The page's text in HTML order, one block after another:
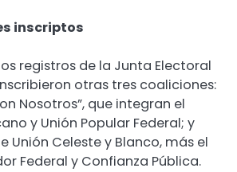
inscriptos
registros de la Junta Electoral
otras tres coaliciones:
Nosotros”, que integran el
y Unión Popular Federal; y
Unión Celeste y Blanco, más el
Federal y Confianza Pública.